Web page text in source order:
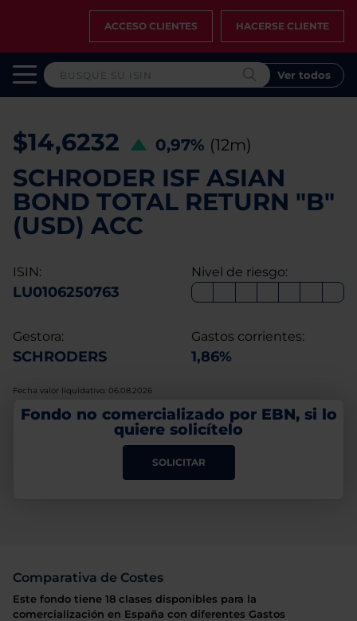
ACCESO CLIENTES HACERSE CLIENTE
Ver todos
$14,6232 0,97% (12m)
SCHRODER ISF ASIAN
BOND TOTAL RETURN "B"
(USD) ACC
ISIN:
LU0106250763
Nivel de riesgo:
Gestora:
SCHRODERS
Gastos corrientes:
1,86%
Fecha valor liquidativo: 06.08.2026
Fondo no comercializado por EBN, si lo
quiere solicítelo
SOLICITAR
Comparativa de Costes
Este fondo tiene 18 clases disponibles para la
comercialización en España con diferentes Gastos